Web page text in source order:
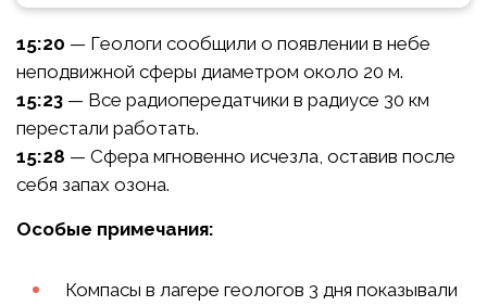
15:20 — Геологи сообщили о появлении в небе
неподвижной сферы диаметром около 20 м.
15:23 — Все радиопередатчики в радиусе 30 км
перестали работать.
15:28 — Сфера мгновенно исчезла, оставив после
себя запах озона.
Особые примечания:
Компасы в лагере геологов 3 дня показывали